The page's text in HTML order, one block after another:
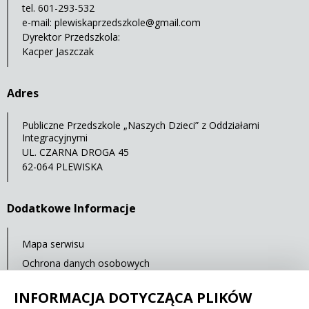
tel. 601-293-532
e-mail: plewiskaprzedszkole@gmail.com
Dyrektor Przedszkola:
Kacper Jaszczak
Adres
Publiczne Przedszkole „Naszych Dzieci” z Oddziałami
Integracyjnymi
UL. CZARNA DROGA 45
62-064 PLEWISKA
Dodatkowe Informacje
Mapa serwisu
Ochrona danych osobowych
Ostatnia aktualizacja: 14.07.2021 12:00
INFORMACJA DOTYCZĄCA PLIKÓW